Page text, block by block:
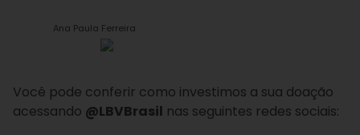
Ana Paula Ferreira
Você pode conferir como investimos a sua doação
acessando @LBVBrasil nas seguintes redes sociais: